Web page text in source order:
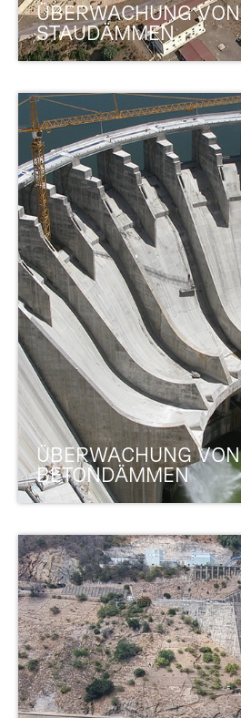
ÜBERWACHUNG VON
STAUDÄMMEN
ÜBERWACHUNG VON
BETONDÄMMEN